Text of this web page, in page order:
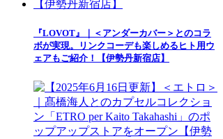
『LOVOT』｜＜アンダーカバー＞とのコラ
ボが実現。リンクコーデも楽しめるヒト用ウ
ェアもご紹介！【伊勢丹新宿店】